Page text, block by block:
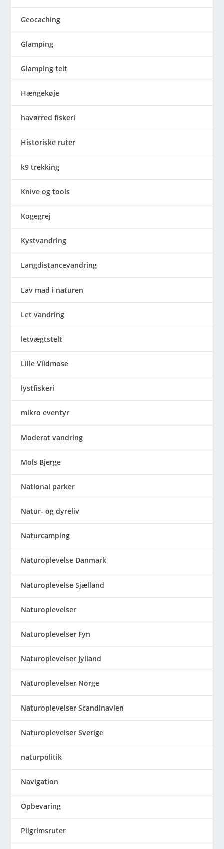
Geocaching
Glamping
Glamping telt
Hængekøje
havørred fiskeri
Historiske ruter
k9 trekking
Knive og tools
Kogegrej
Kystvandring
Langdistancevandring
Lav mad i naturen
Let vandring
letvægtstelt
Lille Vildmose
lystfiskeri
mikro eventyr
Moderat vandring
Mols Bjerge
National parker
Natur- og dyreliv
Naturcamping
Naturoplevelse Danmark
Naturoplevelse Sjælland
Naturoplevelser
Naturoplevelser Fyn
Naturoplevelser Jylland
Naturoplevelser Norge
Naturoplevelser Scandinavien
Naturoplevelser Sverige
naturpolitik
Navigation
Opbevaring
Pilgrimsruter